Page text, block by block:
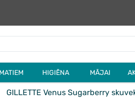
MATIEM HIGIĒNA MĀJAI
GILLETTE Venus Sugarberry